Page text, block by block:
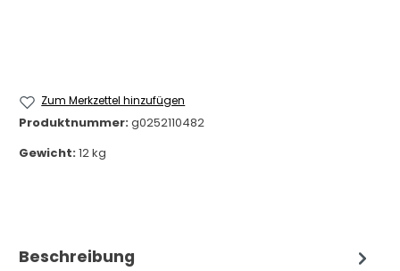
Zum Merkzettel hinzufügen
Produktnummer:g0252110482
Gewicht:12 kg
Beschreibung